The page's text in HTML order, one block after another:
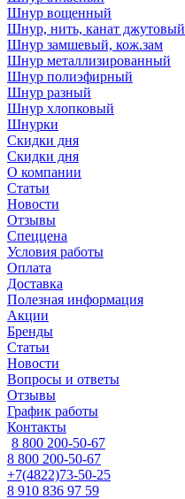
Шнур вощенный
Шнур, нить, канат джутовый
Шнур замшевый, кож.зам
Шнур металлизированный
Шнур полиэфирный
Шнур разный
Шнур хлопковый
Шнурки
Скидки дня
Скидки дня
О компании
Статьи
Новости
Отзывы
Спеццена
Условия работы
Оплата
Доставка
Полезная информация
Акции
Бренды
Статьи
Новости
Вопросы и ответы
Отзывы
График работы
Контакты
8 800 200-50-67
8 800 200-50-67
+7(4822)73-50-25
8 910 836 97 59